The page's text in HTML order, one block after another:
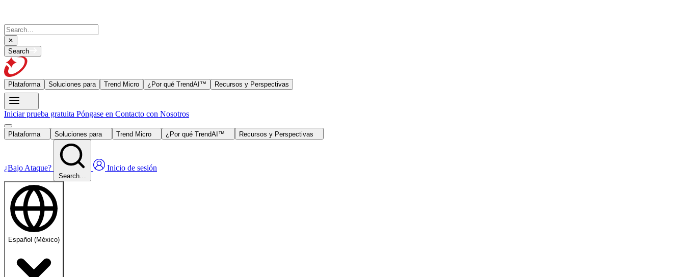
Search
Plataforma Soluciones para Trend Micro ¿Por qué TrendAI™ Recursos y Perspectivas
Iniciar prueba gratuita Póngase en Contacto con Nosotros
Plataforma Soluciones para Trend Micro ¿Por qué TrendAI™ Recursos y Perspectivas
¿Bajo Ataque?
Search…
Inicio de sesión
Español (México)